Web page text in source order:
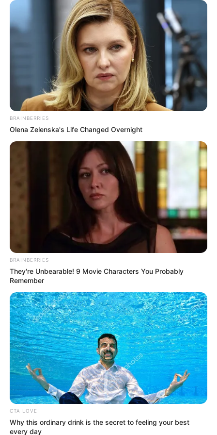
Ο ΠΛΗΡΟΦΟΡΙΟΔΌΤΗΣ
Ο Ευριπίδης Στυλιανίδης και το «αντάρτικο» της
Αναθεώρησης του Συντάγματος
Ο ΠΛΗΡΟΦΟΡΙΟΔΌΤΗΣ
Η ισχυρή τριάδα του Μαξίμου και η ώρα των
αποφάσεων για τα ψηφοδέλτια
Ο ΠΛΗΡΟΦΟΡΙΟΔΌΤΗΣ
BRAINBERRIES
Olena Zelenska's Life Changed Overnight
BRAINBERRIES
They're Unbearable! 9 Movie Characters You Probably
Remember
CTA LOVE
Why this ordinary drink is the secret to feeling your best
every day